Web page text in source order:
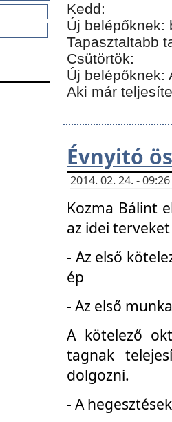
Kedd:
Új belépőknek:
Tapasztaltabb
Csütörtök:
Új belépőknek:
Aki már
Évnyitó
2014. 02. 24. -
Kozma Bálint
az idei
- Az első
ép
- Az első
A kötelező
tagnak
dolgozni.
- A